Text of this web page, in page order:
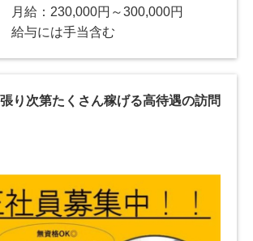
月給：230,000円～300,000円
給与には手当含む
り次第たくさん稼げる高待遇の訪問